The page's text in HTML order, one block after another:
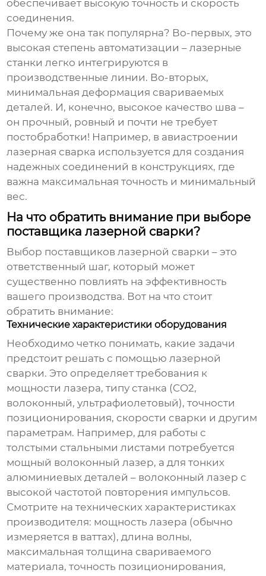
обеспечивает высокую точность и скорость
соединения.
Почему же она так популярна? Во-первых, это
высокая степень автоматизации – лазерные
станки легко интегрируются в
производственные линии. Во-вторых,
минимальная деформация свариваемых
деталей. И, конечно, высокое качество шва –
он прочный, ровный и почти не требует
постобработки! Например, в авиастроении
лазерная сварка используется для создания
надежных соединений в конструкциях, где
важна максимальная точность и минимальный
вес.
На что обратить внимание при выборе
поставщика лазерной сварки?
Выбор поставщиков лазерной сварки – это
ответственный шаг, который может
существенно повлиять на эффективность
вашего производства. Вот на что стоит
обратить внимание:
Технические характеристики оборудования
Необходимо четко понимать, какие задачи
предстоит решать с помощью лазерной
сварки. Это определяет требования к
мощности лазера, типу станка (CO2,
волоконный, ультрафиолетовый), точности
позиционирования, скорости сварки и другим
параметрам. Например, для работы с
толстыми стальными листами потребуется
мощный волоконный лазер, а для тонких
алюминиевых деталей – волоконный лазер с
высокой частотой повторения импульсов.
Смотрите на технических характеристиках
производителя: мощность лазера (обычно
измеряется в ваттах), длина волны,
максимальная толщина свариваемого
материала, точность позиционирования,